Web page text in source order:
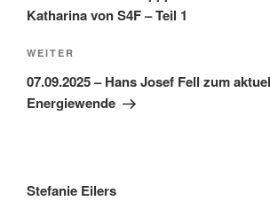
Katharina von S4F – Teil 1
Nächster
Beitrag
WEITER
07.09.2025 – Hans Josef Fell zum
Energiewende
Stefanie Eilers